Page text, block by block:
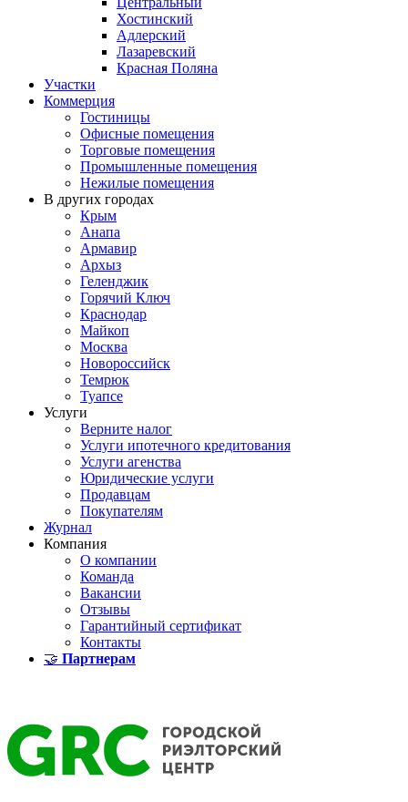
Хостинский
Адлерский
Лазаревский
Красная Поляна
Участки
Коммерция
Гостиницы
Офисные помещения
Торговые помещения
Промышленные помещения
Нежилые помещения
В других городах
Крым
Анапа
Армавир
Архыз
Геленджик
Горячий Ключ
Краснодар
Майкоп
Москва
Новороссийск
Темрюк
Туапсе
Услуги
Верните налог
Услуги ипотечного кредитования
Услуги агенства
Юридические услуги
Продавцам
Покупателям
Журнал
Компания
О компании
Команда
Вакансии
Отзывы
Гарантийный сертификат
Контакты
🤝 Партнерам